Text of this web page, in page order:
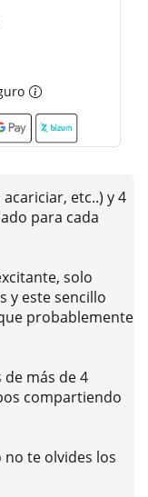
etc..) y 4
para cada
solo
y este sencillo
probablemente
más de 4
compartiendo
no te olvides los